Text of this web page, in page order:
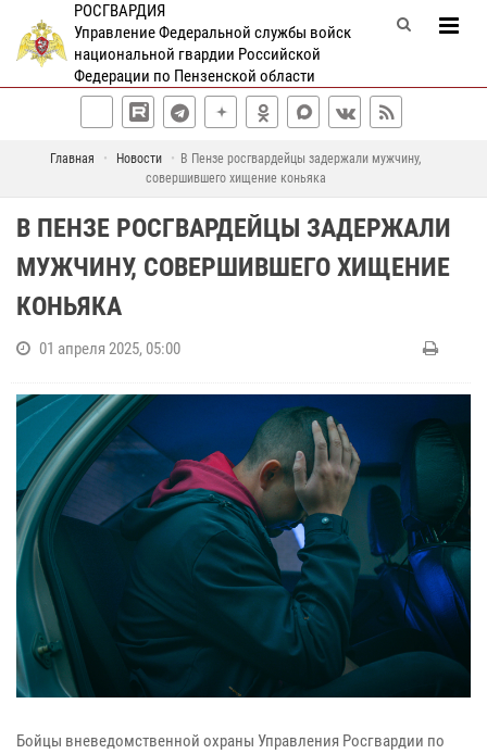
РОСГВАРДИЯ
Управление Федеральной службы войск
национальной гвардии Российской
Федерации по Пензенской области
Главная Новости
В Пензе росгвардейцы задержали мужчину,
совершившего хищение коньяка
В ПЕНЗЕ РОСГВАРДЕЙЦЫ ЗАДЕРЖАЛИ
МУЖЧИНУ, СОВЕРШИВШЕГО ХИЩЕНИЕ
КОНЬЯКА
01 апреля 2025, 05:00
Бойцы вневедомственной охраны Управления Росгвардии по